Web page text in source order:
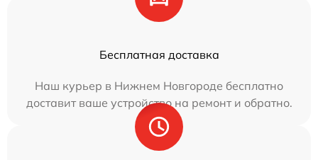
Бесплатная доставка
Наш курьер в Нижнем Новгороде бесплатно
доставит ваше устройство на ремонт и обратно.